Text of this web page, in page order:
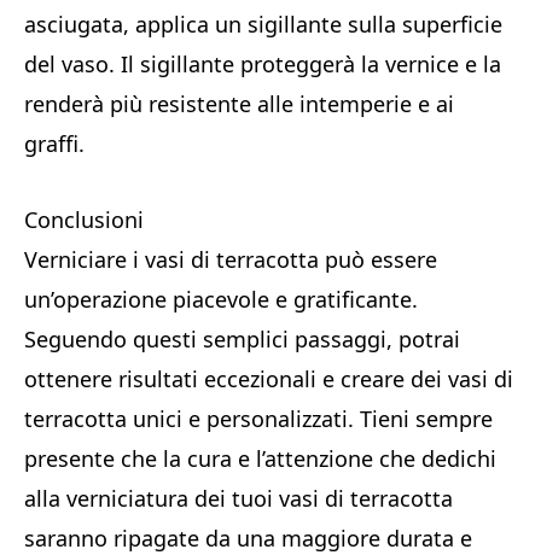
asciugata, applica un sigillante sulla superficie
del vaso. Il sigillante proteggerà la vernice e la
renderà più resistente alle intemperie e ai
graffi.
Conclusioni
Verniciare i vasi di terracotta può essere
un’operazione piacevole e gratificante.
Seguendo questi semplici passaggi, potrai
ottenere risultati eccezionali e creare dei vasi di
terracotta unici e personalizzati. Tieni sempre
presente che la cura e l’attenzione che dedichi
alla verniciatura dei tuoi vasi di terracotta
saranno ripagate da una maggiore durata e